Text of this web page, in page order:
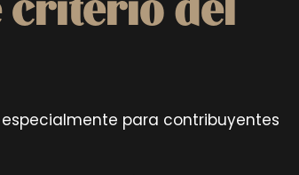
criterio del
para contribuyentes